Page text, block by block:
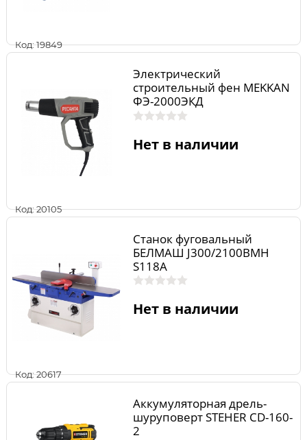
Код: 19849
Код: 20105
Электрический
строительный фен MEKKAN
ФЭ-2000ЭКД
Нет в наличии
Код: 20617
Станок фуговальный
БЕЛМАШ J300/2100ВМH
S118A
Нет в наличии
Аккумуляторная дрель-
шуруповерт STEHER CD-160-
2